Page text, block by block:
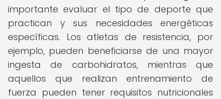
importante evaluar el tipo de deporte que
practican y sus necesidades energéticas
específicas. Los atletas de resistencia, por
ejemplo, pueden beneficiarse de una mayor
ingesta de carbohidratos, mientras que
aquellos que realizan entrenamiento de
fuerza pueden tener requisitos nutricionales